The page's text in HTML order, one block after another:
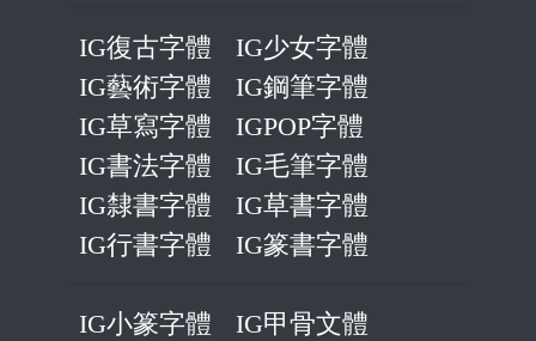
IG復古字體
IG少女字體
IG藝術字體
IG鋼筆字體
IG草寫字體
IGPOP字體
IG書法字體
IG毛筆字體
IG隸書字體
IG草書字體
IG行書字體
IG篆書字體
IG小篆字體
IG甲骨文體